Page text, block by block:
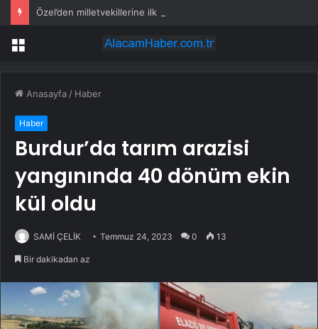
Menü
Anasayfa / Haber
Haber
Burdur’da tarım arazisi
yangınında 40 dönüm ekin
kül oldu
SAMİ ÇELİK Temmuz 24, 2023 0 13
Bir dakikadan az